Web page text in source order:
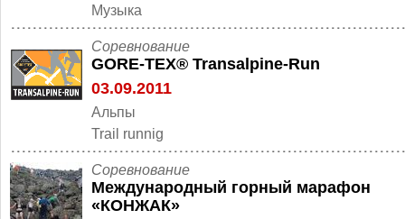
Музыка
Cоревнование
GORE-TEX® Transalpine-Run
03.09.2011
Альпы
Trail runnig
Cоревнование
Международный горный марафон
«КОНЖАК»